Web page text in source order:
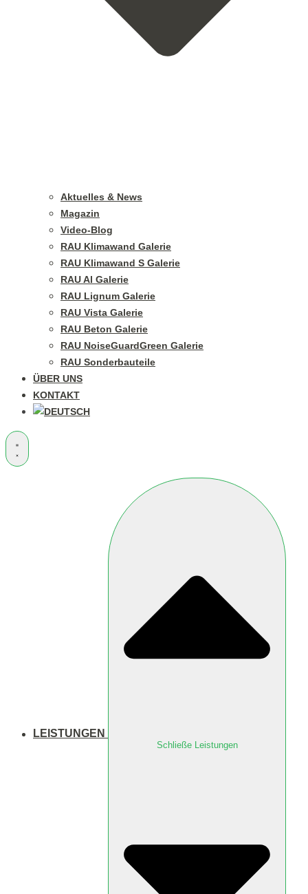
Aktuelles & News
Magazin
Video-Blog
RAU Klimawand Galerie
RAU Klimawand S Galerie
RAU Al Galerie
RAU Lignum Galerie
RAU Vista Galerie
RAU Beton Galerie
RAU NoiseGuardGreen Galerie
RAU Sonderbauteile
ÜBER UNS
KONTAKT
LEISTUNGEN
Schließe Leistungen